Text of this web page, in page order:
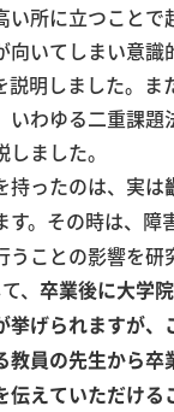
い所に立つことで
向いてしまい意識
説明しました。ま
いわゆる二重課題
ました。
持ったのは、実は
す。その時は、障
うことの影響を研
、
卒業後に大学
挙げられますが、
教員の先生から卒
伝えていただける